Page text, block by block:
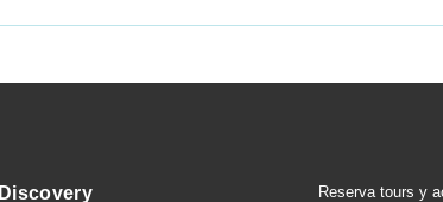
Discovery
Reserva tours y